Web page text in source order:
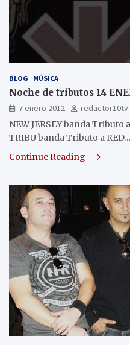
BLOG MÚSICA
Noche de tributos 14
7 enero 2012
redactor10tv
NEW JERSEY banda Tributo
TRIBU banda Tributo a RED…
Continue Reading